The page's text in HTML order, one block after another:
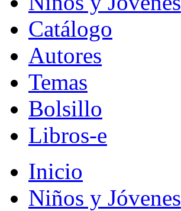
Catálogo
Autores
Temas
Bolsillo
Libros-e
Inicio
Niños y Jóvenes